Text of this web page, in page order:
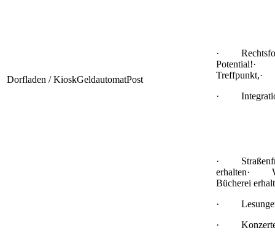
Dorfladen / KioskGeldautomatPost
·
Potential!·
Treffpunkt,·
· Integration
·
erhalten·
Bücherei
·
·